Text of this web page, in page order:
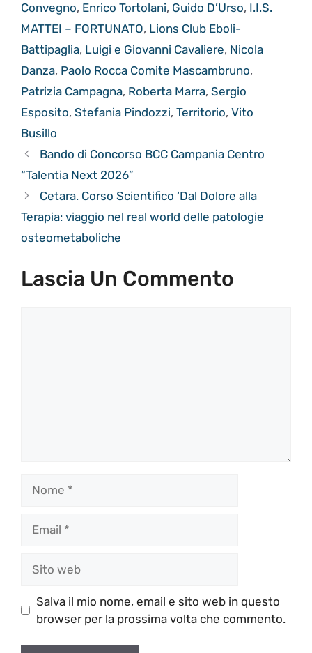
Convegno, Enrico Tortolani, Guido D’Urso, I.I.S.
MATTEI – FORTUNATO, Lions Club Eboli-
Battipaglia, Luigi e Giovanni Cavaliere, Nicola
Danza, Paolo Rocca Comite Mascambruno,
Patrizia Campagna, Roberta Marra, Sergio
Esposito, Stefania Pindozzi, Territorio, Vito
Busillo
Bando di Concorso BCC Campania Centro
“Talentia Next 2026”
Cetara. Corso Scientifico ‘Dal Dolore alla
Terapia: viaggio nel real world delle patologie
osteometaboliche
Lascia Un Commento
web
Salva il mio nome, email e sito web in questo
browser per la prossima volta che commento.